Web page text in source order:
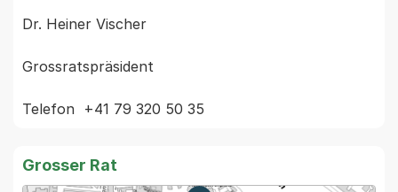
Dr. Heiner Vischer
Grossratspräsident
Grosser Rat